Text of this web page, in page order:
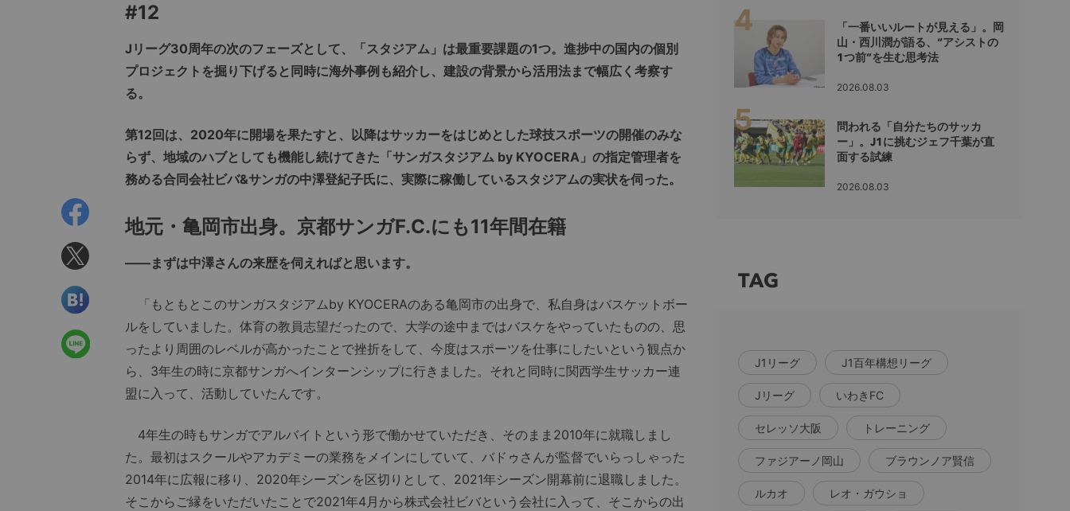
#12
J リーグ30周年の次のフェーズとして、「スタジアム」は最重要課題の1つ。進捗中の国内の個別
プロジェクトを掘り下げると同時に海外事例も紹介し、建設の背景から活用法まで幅広く考察す
る。
第12回は、2020年に開場を果たすと、以降はサッカーをはじめとした球技スポーツの開催のみな
らず、地域のハブとしても機能し続けてきた「サンガスタジアム by KYOCERA」の指定管理者を
務める合同会社ビバ&サンガの中澤登紀子氏に、実際に稼働しているスタジアムの実状を伺った。
地元・亀岡市出身。京都サンガF.C.にも11年間在籍
――まずは中澤さんの来歴を伺えればと思います。
「もともとこのサンガスタジアムby KYOCERAのある亀岡市の出身で、私自身はバスケットボー
ルをしていました。体育の教員志望だったので、大学の途中まではバスケをやっていたものの、思
ったより周囲のレベルが高かったことで挫折をして、今度はスポーツを仕事にしたいという観点か
ら、3年生の時に京都サンガへインターンシップに行きました。それと同時に関西学生サッカー連
盟に入って、活動していたんです。
4年生の時もサンガでアルバイトという形で働かせていただき、そのまま2010年に就職しまし
た。最初はスクールやアカデミーの業務をメインにしていて、バドゥさんが監督でいらっしゃった
2014年に広報に移り、2020年シーズンを区切りとして、2021年シーズン開幕前に退職しました。
そこからご縁をいただいたことで2021年4月から株式会社ビバという会社に入って、そこからの出
「一番いいルートが見える」。岡
山・西川潤が語る、“アシストの
1つ前”を生む思考法
2026.08.03
問われる「自分たちのサッカ
ー」。J1に挑むジェフ千葉が直
面する試練
2026.08.03
TAG
J1リーグ J1百年構想リーグ
Jリーグ いわきFC
セレッソ大阪 トレーニング
ファジアーノ岡山 ブラウンノア賢信
ルカオ レオ・ガウショ